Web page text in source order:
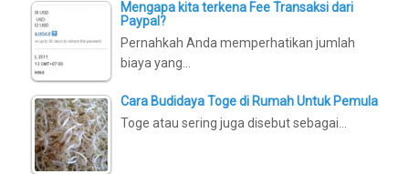
Mengapa kita terkena Fee Transaksi dari
Paypal?
Pernahkah Anda memperhatikan jumlah
biaya yang…
Cara Budidaya Toge di Rumah Untuk Pemula
Toge atau sering juga disebut sebagai…